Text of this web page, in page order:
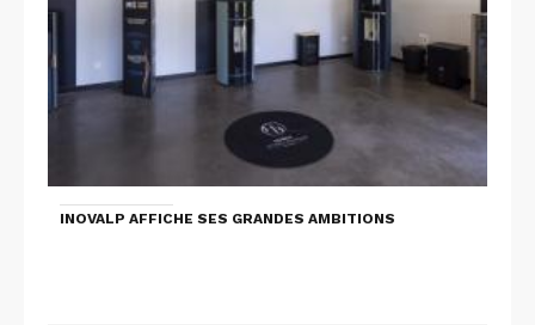
INOVALP AFFICHE SES GRANDES AMBITIONS